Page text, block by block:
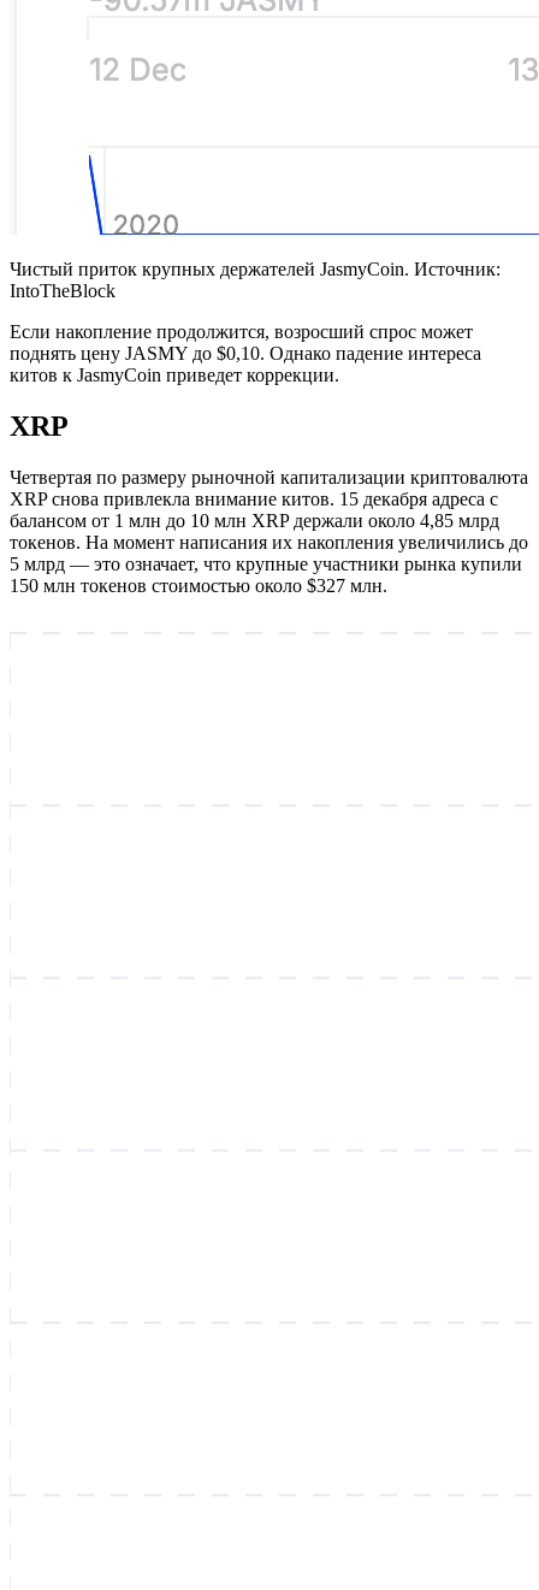
Чистый приток крупных держателей JasmyCoin. Источник:
IntoTheBlock
Если накопление продолжится, возросший спрос может
поднять цену JASMY до $0,10. Однако падение интереса
китов к JasmyCoin приведет коррекции.
XRP
Четвертая по размеру рыночной капитализации криптовалюта
XRP снова привлекла внимание китов. 15 декабря адреса с
балансом от 1 млн до 10 млн XRP держали около 4,85 млрд
токенов. На момент написания их накопления увеличились до
5 млрд — это означает, что крупные участники рынка купили
150 млн токенов стоимостью около $327 млн.